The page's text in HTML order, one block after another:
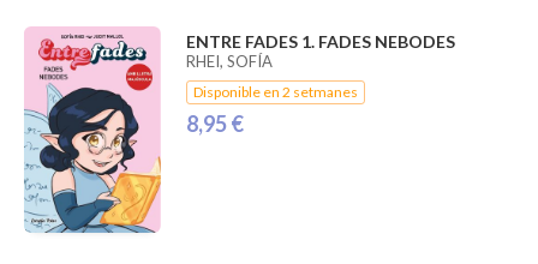
ENTRE FADES 1. FADES NEBODES
RHEI, SOFÍA
Disponible en 2 setmanes
8,95 €